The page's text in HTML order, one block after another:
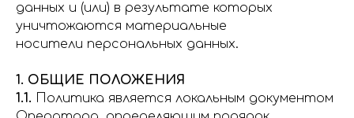
данных и (или) в результате которых
уничтожаются материальные
носители персональных данных.
1. ОБЩИЕ ПОЛОЖЕНИЯ
1.1. Политика является локальным документом